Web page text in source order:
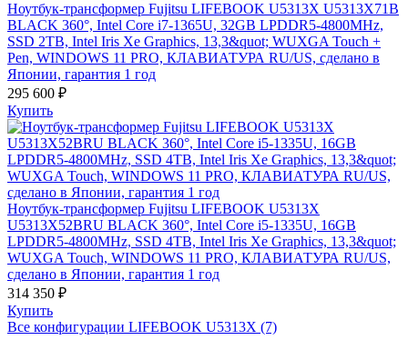
Ноутбук-трансформер Fujitsu LIFEBOOK U5313X U5313X71B
BLACK 360°, Intel Core i7-1365U, 32GB LPDDR5-4800MHz,
SSD 2TB, Intel Iris Xe Graphics, 13,3&quot; WUXGA Touch +
Pen, WINDOWS 11 PRO, КЛАВИАТУРА RU/US, сделано в
Японии, гарантия 1 год
295 600 ₽
Купить
Ноутбук-трансформер Fujitsu LIFEBOOK U5313X
U5313X52BRU BLACK 360°, Intel Core i5-1335U, 16GB
LPDDR5-4800MHz, SSD 4TB, Intel Iris Xe Graphics, 13,3&quot;
WUXGA Touch, WINDOWS 11 PRO, КЛАВИАТУРА RU/US,
сделано в Японии, гарантия 1 год
314 350 ₽
Купить
Все конфигурации LIFEBOOK U5313X (7)